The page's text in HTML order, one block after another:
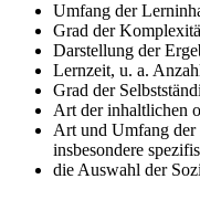
Umfang der
Grad der
Darstellung der
Lernzeit, u. a.
Grad der
Art der inhaltlichen
Art und Umfang
insbesondere
die Auswahl der